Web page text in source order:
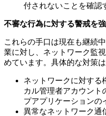
付されないことを確認
不審な行為に対する警戒を
これらの手口は現在も継続
業に対し、ネットワーク監
めています。具体的な対策
ネットワークに対する
カル管理者アカウント
プアプリケーションの
異常なネットワーク通